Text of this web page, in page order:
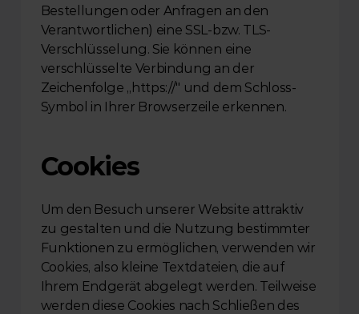
Bestellungen oder Anfragen an den
Verantwortlichen) eine SSL-bzw. TLS-
Verschlüsselung. Sie können eine
verschlüsselte Verbindung an der
Zeichenfolge „https://" und dem Schloss-
Symbol in Ihrer Browserzeile erkennen.
Cookies
Um den Besuch unserer Website attraktiv
zu gestalten und die Nutzung bestimmter
Funktionen zu ermöglichen, verwenden wir
Cookies, also kleine Textdateien, die auf
Ihrem Endgerät abgelegt werden. Teilweise
werden diese Cookies nach Schließen des